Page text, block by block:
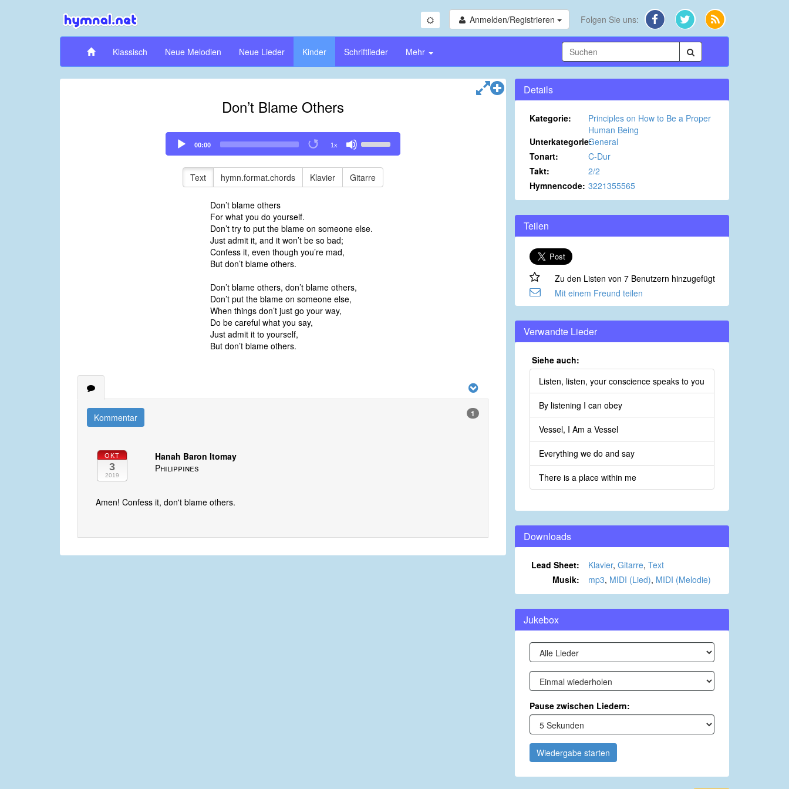
Anmelden/Registrieren Folgen Sie uns:
Klassisch Neue Melodien Neue Lieder Kinder Schriftlieder Mehr
Don’t Blame Others
Audio
Player
00:00 1x
Up/Down
to
volume.
Text hymn.format.chords Klavier Gitarre
Don’t blame others
For what you do yourself.
Don’t try to put the blame on someone else.
Just admit it, and it won’t be so bad;
Confess it, even though you’re mad,
But don’t blame others.
Don’t blame others, don’t blame others,
Don’t put the blame on someone else,
When things don’t just go your way,
Do be careful what you say,
Just admit it to yourself,
But don’t blame others.
Kommentar 1
OKT
3
2019
Hanah Baron Itomay
Philippines
Amen! Confess it, don't blame others.
Details
Kategorie:
Principles on How to Be a Proper
Human Being
Unterkategorie:General
Tonart:
C-Dur
Takt:
2/2
Hymnencode: 3221355565
Teilen
Zu den Listen von 7 Benutzern hinzugefügt
Mit einem Freund teilen
Verwandte Lieder
Siehe auch:
Listen, listen, your conscience speaks to you
By listening I can obey
Vessel, I Am a Vessel
Everything we do and say
There is a place within me
Downloads
Lead Sheet: Klavier, Gitarre, Text
Musik:
mp3, MIDI (Lied), MIDI (Melodie)
Jukebox
Pause zwischen Liedern:
Wiedergabe starten